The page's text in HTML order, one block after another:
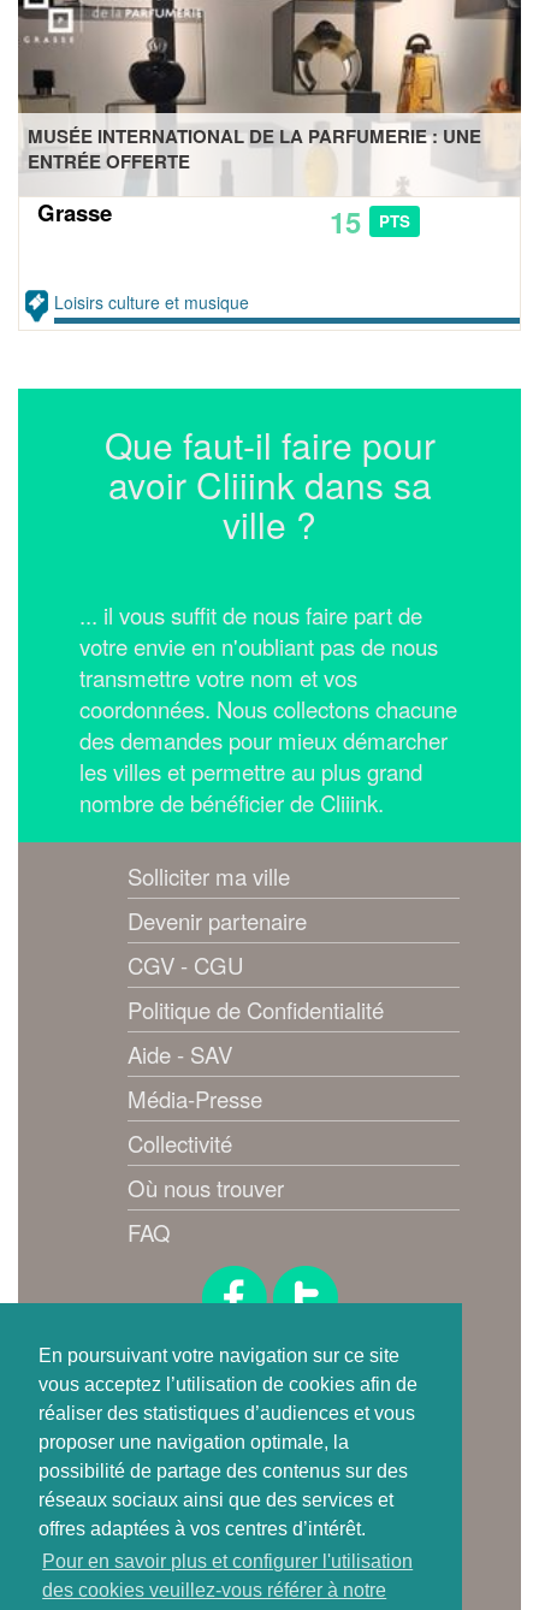
En poursuivant votre navigation sur ce site
vous acceptez l’utilisation de cookies afin de
réaliser des statistiques d’audiences et vous
proposer une navigation optimale, la
possibilité de partage des contenus sur des
réseaux sociaux ainsi que des services et
offres adaptées à vos centres d’intérêt.
Pour en savoir plus et configurer l'utilisation
des cookies veuillez-vous référer à notre
MUSÉE INTERNATIONAL DE LA PARFUMERIE : UNE
ENTRÉE OFFERTE
Grasse 15 PTS
Loisirs culture et musique
Que faut-il faire pour
avoir Cliiink dans sa
ville ?
... il vous suffit de nous faire part de
votre envie en n'oubliant pas de nous
transmettre votre nom et vos
coordonnées. Nous collectons chacune
des demandes pour mieux démarcher
les villes et permettre au plus grand
nombre de bénéficier de Cliiink.
Solliciter ma ville
Devenir partenaire
CGV - CGU
Politique de Confidentialité
Aide - SAV
Média-Presse
Collectivité
Où nous trouver
FAQ
Suivez-nous !
Où trouver
une carte de tri ?